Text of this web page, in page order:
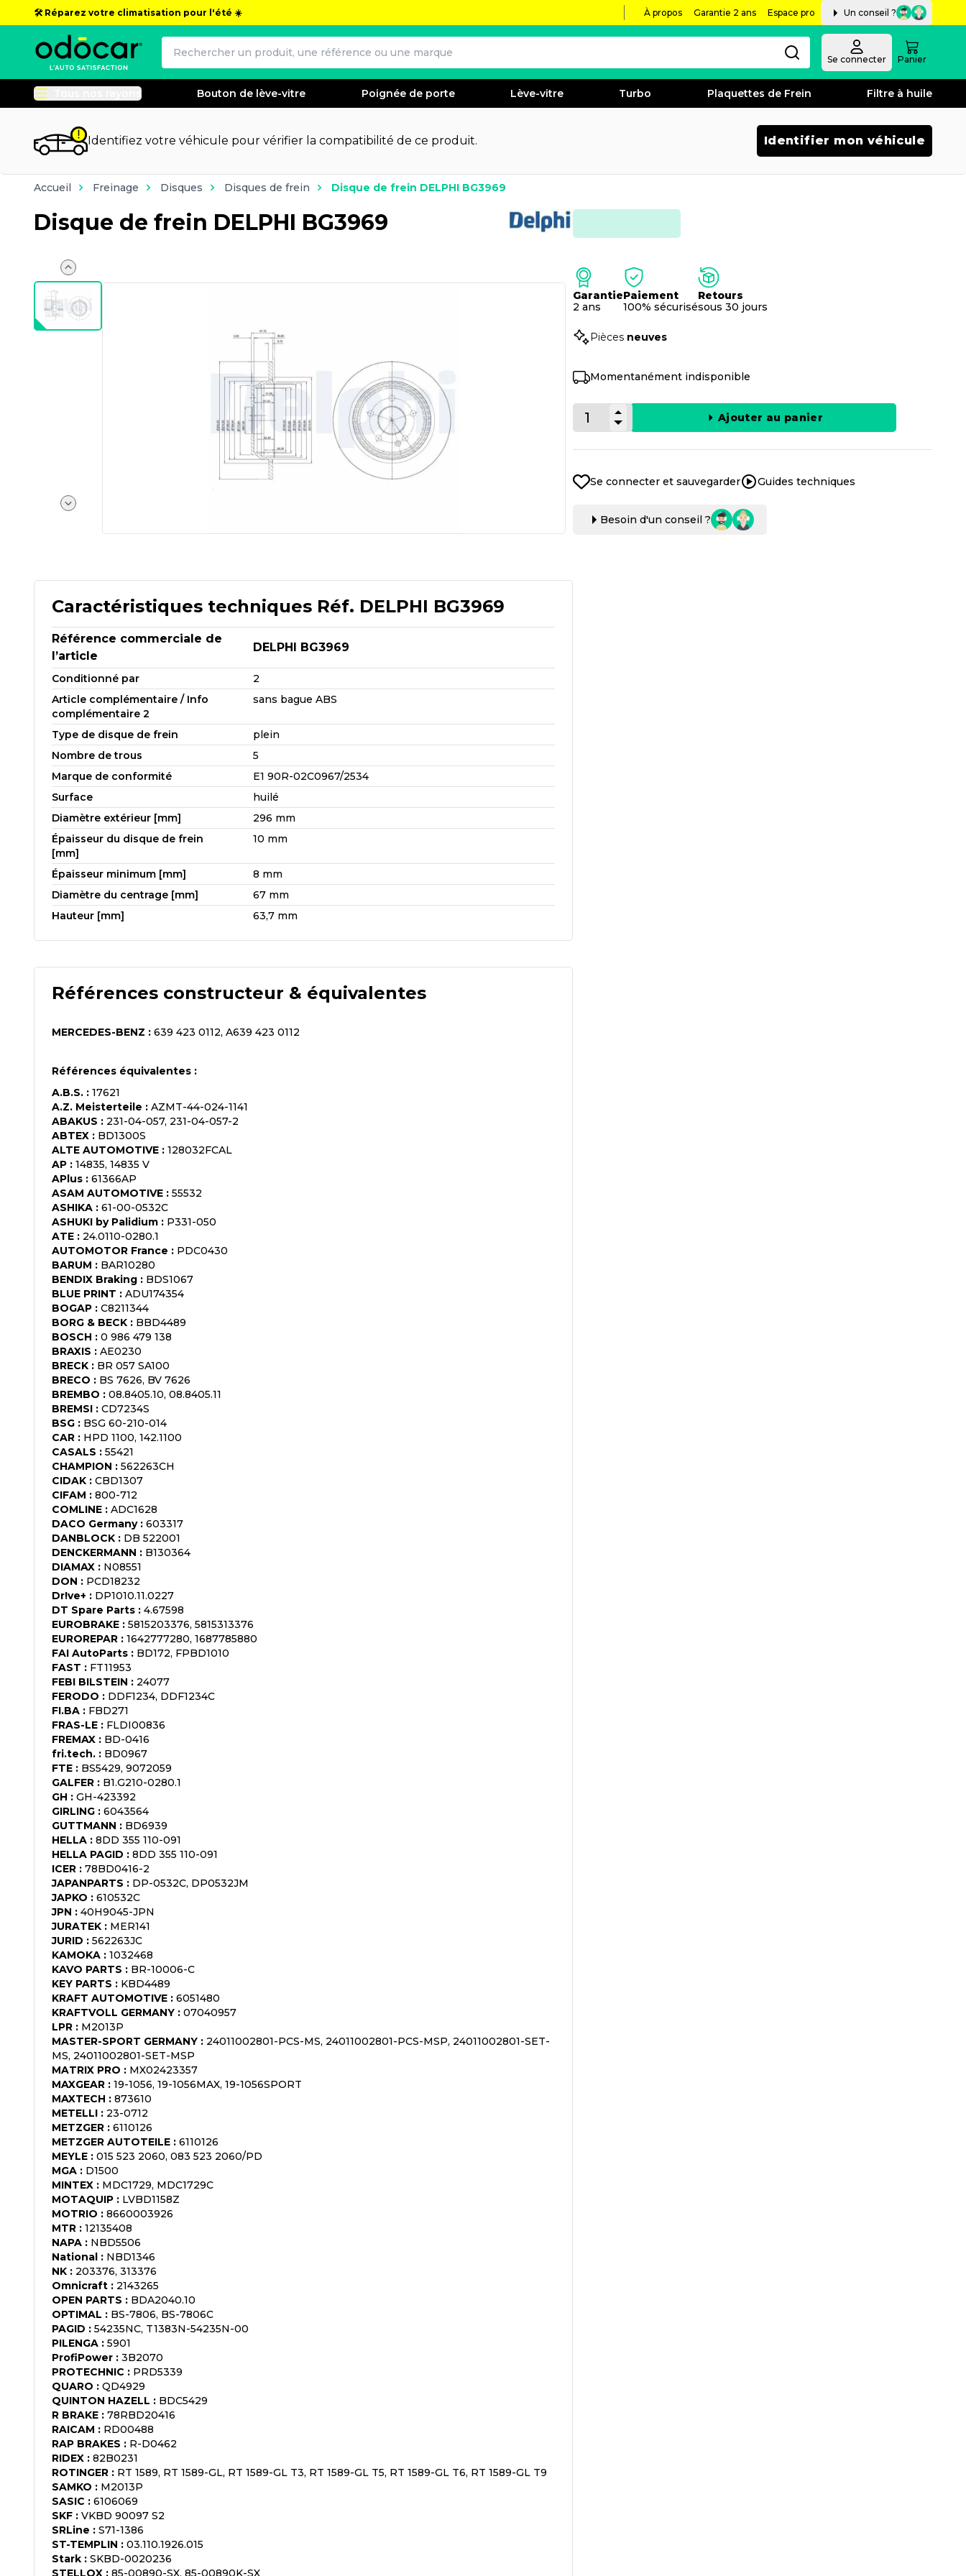
🛠️ Réparez votre climatisation pour l'été ☀️ À propos Garantie 2 ans Espace pro Un conseil ?
Se connecter Panier
Tous nos rayons Bouton de lève-vitre Poignée de porte Lève-vitre Turbo Plaquettes de Frein Filtre à huile
Identifiez votre véhicule pour vérifier la compatibilité de ce produit. Identifier mon véhicule
Accueil Freinage Disques Disques de frein Disque de frein DELPHI BG3969
Disque de frein DELPHI BG3969
Caractéristiques techniques Réf. DELPHI BG3969
Référence commerciale de
l’article
DELPHI BG3969
Conditionné par
2
Article complémentaire / Info
complémentaire 2
sans bague ABS
Type de disque de frein
plein
Nombre de trous
5
Marque de conformité
E1 90R-02C0967/2534
Surface
huilé
Diamètre extérieur [mm]
296 mm
Épaisseur du disque de frein
[mm]
10 mm
Épaisseur minimum [mm]
8 mm
Diamètre du centrage [mm]
67 mm
Hauteur [mm]
63,7 mm
Références constructeur & équivalentes
MERCEDES-BENZ : 639 423 0112, A639 423 0112
Références équivalentes :
A.B.S. : 17621
A.Z. Meisterteile : AZMT-44-024-1141
ABAKUS : 231-04-057, 231-04-057-2
ABTEX : BD1300S
ALTE AUTOMOTIVE : 128032FCAL
AP : 14835, 14835 V
APlus : 61366AP
ASAM AUTOMOTIVE : 55532
ASHIKA : 61-00-0532C
ASHUKI by Palidium : P331-050
ATE : 24.0110-0280.1
AUTOMOTOR France : PDC0430
BARUM : BAR10280
BENDIX Braking : BDS1067
BLUE PRINT : ADU174354
BOGAP : C8211344
BORG & BECK : BBD4489
BOSCH : 0 986 479 138
BRAXIS : AE0230
BRECK : BR 057 SA100
BRECO : BS 7626, BV 7626
BREMBO : 08.8405.10, 08.8405.11
BREMSI : CD7234S
BSG : BSG 60-210-014
CAR : HPD 1100, 142.1100
CASALS : 55421
CHAMPION : 562263CH
CIDAK : CBD1307
CIFAM : 800-712
COMLINE : ADC1628
DACO Germany: 603317
DANBLOCK : DB 522001
DENCKERMANN : B130364
DIAMAX : N08551
DON : PCD18232
Dr!ve+ : DP1010.11.0227
DT Spare Parts : 4.67598
EUROBRAKE : 5815203376, 5815313376
EUROREPAR : 1642777280, 1687785880
FAI AutoParts : BD172, FPBD1010
FAST : FT11953
FEBI BILSTEIN : 24077
FERODO : DDF1234, DDF1234C
FI.BA : FBD271
FRAS-LE : FLDI00836
FREMAX : BD-0416
fri.tech. : BD0967
FTE : BS5429, 9072059
GALFER : B1.G210-0280.1
GH : GH-423392
GIRLING : 6043564
GUTTMANN : BD6939
HELLA : 8DD 355 110-091
HELLA PAGID : 8DD 355 110-091
ICER : 78BD0416-2
JAPANPARTS : DP-0532C, DP0532JM
JAPKO : 610532C
JPN : 40H9045-JPN
JURATEK : MER141
JURID : 562263JC
KAMOKA : 1032468
KAVO PARTS : BR-10006-C
KEY PARTS : KBD4489
KRAFT AUTOMOTIVE : 6051480
KRAFTVOLL GERMANY : 07040957
LPR : M2013P
MASTER-SPORT GERMANY : 24011002801-PCS-MS, 24011002801-PCS-MSP, 24011002801-SET-
MS, 24011002801-SET-MSP
MATRIX PRO : MX02423357
MAXGEAR : 19-1056, 19-1056MAX, 19-1056SPORT
MAXTECH : 873610
METELLI : 23-0712
METZGER : 6110126
METZGER AUTOTEILE : 6110126
MEYLE : 015 523 2060, 083 523 2060/PD
MGA : D1500
MINTEX : MDC1729, MDC1729C
MOTAQUIP : LVBD1158Z
MOTRIO : 8660003926
MTR : 12135408
NAPA : NBD5506
National : NBD1346
NK : 203376, 313376
Omnicraft : 2143265
OPEN PARTS : BDA2040.10
OPTIMAL : BS-7806, BS-7806C
PAGID : 54235NC, T1383N-54235N-00
PILENGA : 5901
ProfiPower : 3B2070
PROTECHNIC : PRD5339
QUARO : QD4929
QUINTON HAZELL : BDC5429
R BRAKE : 78RBD20416
RAICAM : RD00488
RAP BRAKES : R-D0462
RIDEX : 82B0231
ROTINGER : RT 1589, RT 1589-GL, RT 1589-GL T3, RT 1589-GL T5, RT 1589-GL T6, RT 1589-GL T9
SAMKO : M2013P
SASIC : 6106069
SKF : VKBD 90097 S2
SRLine : S71-1386
ST-TEMPLIN : 03.110.1926.015
Stark : SKBD-0020236
STELLOX : 85-00890-SX, 85-00890K-SX
Garantie
2 ans
Paiement
100% sécurisé
Retours
sous 30 jours
Pièces neuves
Momentanément indisponible
Ajouter au panier
Se connecter et sauvegarder Guides techniques
Besoin d'un conseil ?